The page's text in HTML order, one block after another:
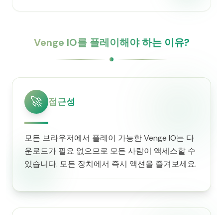
Venge IO를 플레이해야 하는 이유?
🚀 접근성
모든 브라우저에서 플레이 가능한 Venge IO는 다
운로드가 필요 없으므로 모든 사람이 액세스할 수
있습니다. 모든 장치에서 즉시 액션을 즐겨보세요.